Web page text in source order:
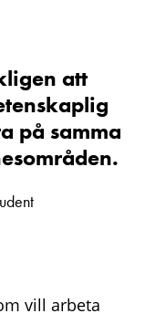
att
på samma
vill arbeta